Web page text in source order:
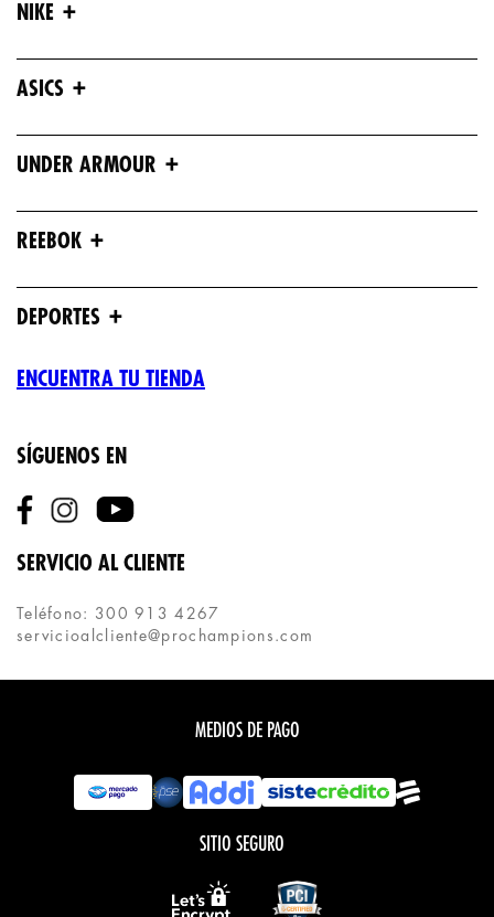
NIKE +
ASICS +
UNDER ARMOUR +
REEBOK +
DEPORTES +
ENCUENTRA TU TIENDA
SÍGUENOS EN
SERVICIO AL CLIENTE
Teléfono: 300 913 4267
servicioalcliente@prochampions.com
MEDIOS DE PAGO
SITIO SEGURO